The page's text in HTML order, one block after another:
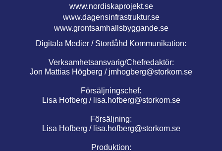
www.nordiskaprojekt.se
www.dagensinfrastruktur.se
www.grontsamhallsbyggande.se
Digitala Medier / Stordåhd Kommunikation:
Verksamhetsansvarig/Chefredaktör:
Jon Mattias Högberg / jmhogberg@storkom.se
Försäljningschef:
Lisa Hofberg / lisa.hofberg@storkom.se
Försäljning:
Lisa Hofberg / lisa.hofberg@storkom.se
Produktion: